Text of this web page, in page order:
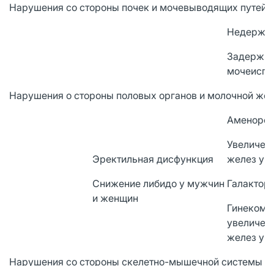
Нарушения со стороны почек и мочевыводящих путей
Нарушения о стороны половых органов и молочной
Эректильная дисфункция
Снижение либидо у мужчин
и женщин
Аменорея
желез у
желез у
Нарушения со стороны скелетно-мышечной системы